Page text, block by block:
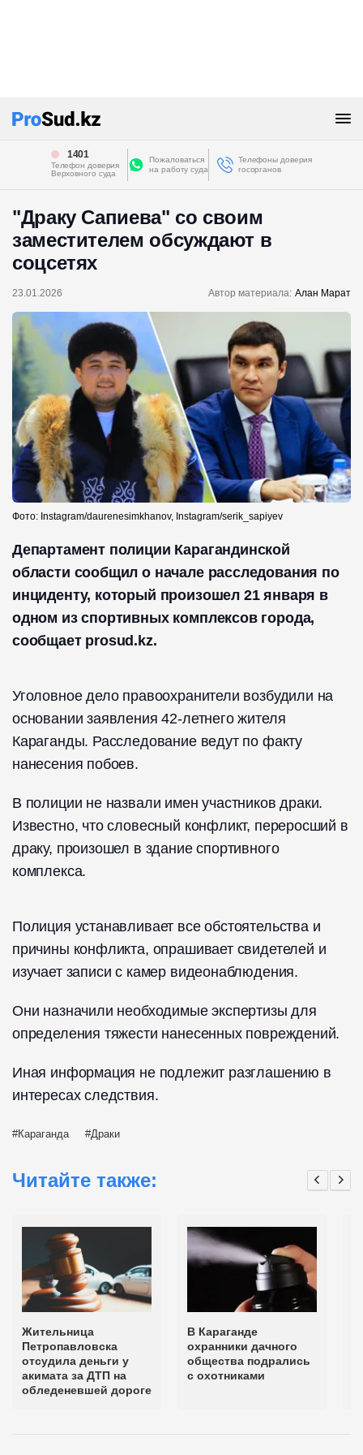
1401
Телефон доверия
Верховного суда
Пожаловаться
на работу суда
Телефоны доверия
госорганов
"Драку Сапиева" со своим
заместителем обсуждают в
соцсетях
23.01.2026 Автор материала: Алан Марат
Фото: Instagram/daurenesimkhanov, Instagram/serik_sapiyev
Департамент полиции Карагандинской
области сообщил о начале расследования по
инциденту, который произошел 21 января в
одном из спортивных комплексов города,
сообщает prosud.kz.
Уголовное дело правоохранители возбудили на
основании заявления 42-летнего жителя
Караганды. Расследование ведут по факту
нанесения побоев.
В полиции не назвали имен участников драки.
Известно, что словесный конфликт, переросший в
драку, произошел в здание спортивного
комплекса.
Полиция устанавливает все обстоятельства и
причины конфликта, опрашивает свидетелей и
изучает записи с камер видеонаблюдения.
Они назначили необходимые экспертизы для
определения тяжести нанесенных повреждений.
Иная информация не подлежит разглашению в
интересах следствия.
Караганда Драки
Читайте также:
Жительница
Петропавловска
отсудила деньги у
акимата за ДТП на
обледеневшей дороге
В Караганде
охранники дачного
общества подрались
с охотниками